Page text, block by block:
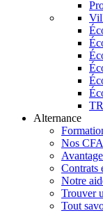
Alternance
Nos CFA
Contrats
Notre
Trouver
Tout